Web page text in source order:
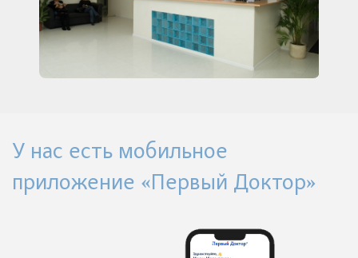
У нас есть мобильное
приложение «Первый Доктор»